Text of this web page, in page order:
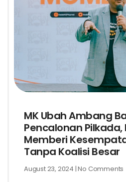
MK Ubah Ambang
Pencalonan
Memberi
Tanpa Koalisi Besar
August 23, 2024 No Comments